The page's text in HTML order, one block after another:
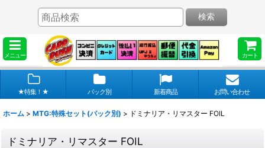
メニュー カート
検索
★特集！★ パック別 新着商品 お問い合わせ
ホーム > MTG:特殊セット(パック別) > ドミナリア・リマスター FOIL
ドミナリア・リマスター FOIL